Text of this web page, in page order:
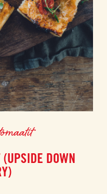
DOWN